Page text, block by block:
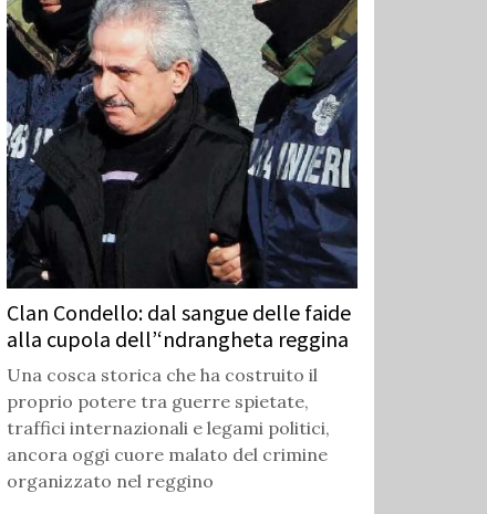
Clan Condello: dal sangue delle faide
alla cupola dell’‘ndrangheta reggina
Una cosca storica che ha costruito il
proprio potere tra guerre spietate,
traffici internazionali e legami politici,
ancora oggi cuore malato del crimine
organizzato nel reggino